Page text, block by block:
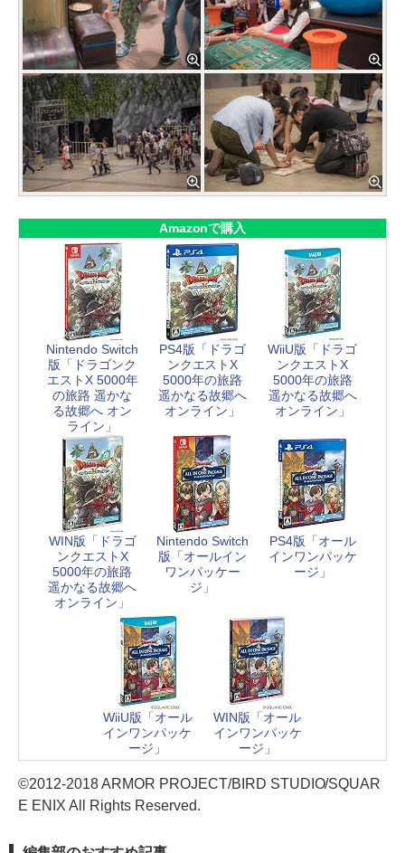
Amazonで購入
Nintendo Switch
版「ドラゴンク
エストX 5000年
の旅路 遥かな
る故郷へ オン
ライン」
PS4版「ドラゴ
ンクエストX
5000年の旅路
遥かなる故郷へ
オンライン」
WiiU版「ドラゴ
ンクエストX
5000年の旅路
遥かなる故郷へ
オンライン」
WIN版「ドラゴ
ンクエストX
5000年の旅路
遥かなる故郷へ
オンライン」
Nintendo Switch
版「オールイン
ワンパッケー
ジ」
PS4版「オール
インワンパッケ
ージ」
WiiU版「オール
インワンパッケ
ージ」
WIN版「オール
インワンパッケ
ージ」
©2012-2018 ARMOR PROJECT/BIRD STUDIO/SQUAR
E ENIX All Rights Reserved.